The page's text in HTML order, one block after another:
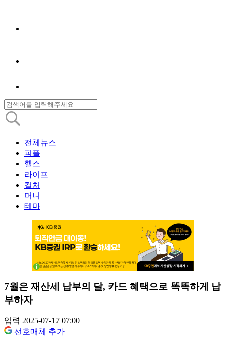
전체뉴스
피플
헬스
라이프
컬처
머니
테마
7월은 재산세 납부의 달, 카드 혜택으로 똑똑하게 납
부하자
입력 2025-07-17 07:00
선호매체 추가